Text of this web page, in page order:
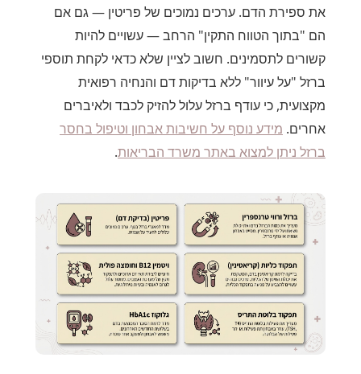
את ספירת הדם. ערכים נמוכים של פריטין — גם אם
הם "בתוך הטווח התקין" הרחב — עשויים להיות
קשורים לתסמינים. חשוב לציין שלא כדאי לקחת תוספי
ברזל "על עיוור" ללא בדיקות דם והנחיה רפואית
מקצועית, כי עודף ברזל עלול להזיק לכבד ולאיברים
אחרים. מידע נוסף על חשיבות אבחון וטיפול בחסר
ברזל ניתן למצוא באתר משרד הבריאות.